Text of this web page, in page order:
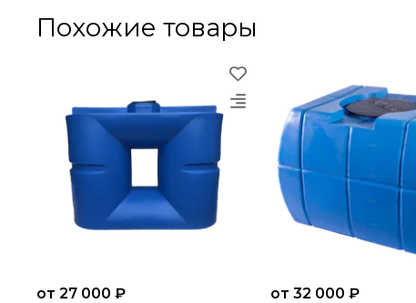
Похожие товары
от 27 000 ₽ от 32 000 ₽